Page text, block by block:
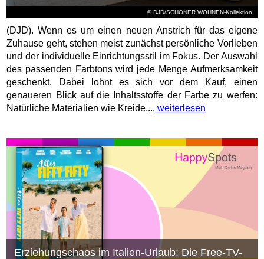
© DJD/SCHÖNER WOHNEN-Kollektion
(DJD). Wenn es um einen neuen Anstrich für das eigene
Zuhause geht, stehen meist zunächst persönliche Vorlieben
und der individuelle Einrichtungsstil im Fokus. Der Auswahl
des passenden Farbtons wird jede Menge Aufmerksamkeit
geschenkt. Dabei lohnt es sich vor dem Kauf, einen
genaueren Blick auf die Inhaltsstoffe der Farbe zu werfen:
Natürliche Materialien wie Kreide,... weiterlesen
Erziehungschaos im Italien-Urlaub: Die Free-TV-